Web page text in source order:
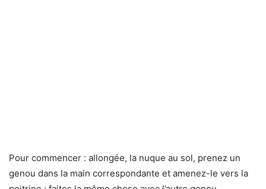
Pour commencer : allongée, la nuque au sol, prenez un
genou dans la main correspondante et amenez-le vers la